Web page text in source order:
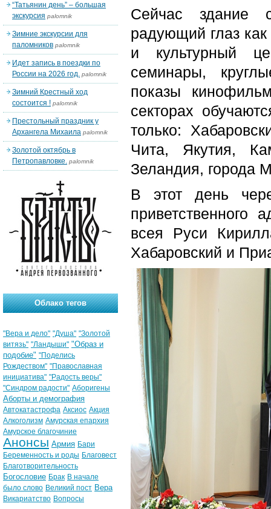
Сейчас здание
радующий глаз
и культурный
семинары,
показы
секторах
только:
Чита, Якутия,
Зеландия, города
В этот день
приветственного
всея Руси
Хабаровский и
“Татьянин день” – большая
экскурсия palomnik
Зимние экскурсии для
паломников palomnik
Идет запись в поездки по
России на 2026 год. palomnik
Зимний Крестный ход
состоится ! palomnik
Престольный праздник у
Архангела Михаила palomnik
Золотой октябрь в
Петропавловке. palomnik
Облако тегов
"Вера и дело" "Душа" "Золотой
витязь" "Ландыши" "Образ и
подобие" "Поделись
Рождеством" "Православная
инициатива" "Радость веры"
"Синдром радости" Аборигены
Аборты и демография
Автокатастрофа Аксиос Акция
Алкоголизм Амурская епархия
Амурское благочиние
Анонсы Армия Бари
Беременность и роды Благовест
Благотворительность
Богословие Брак В начале
было слово Великий пост Вера
Викариатство Вопросы